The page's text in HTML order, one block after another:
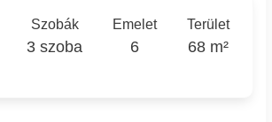
Szobák
3 szoba
Emelet
6
Terület
68 m²